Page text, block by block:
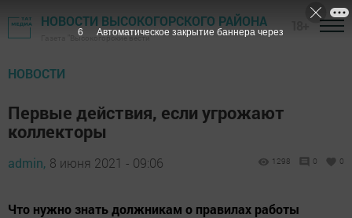
НОВОСТИ ВЫСОКОГОРСКОГО РАЙОНА
Газета "Высокогорские вести"
НОВОСТИ
Первые действия, если угрожают
коллекторы
admin, 8 июня 2021 - 09:06 1298 0 0
Что нужно знать должникам о правилах работы
5 Автоматическое закрытие баннера через